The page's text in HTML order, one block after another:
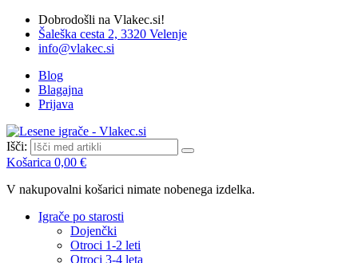
Dobrodošli na Vlakec.si!
Šaleška cesta 2, 3320 Velenje
info@vlakec.si
Blog
Blagajna
Prijava
Išči:
Košarica 0,00 €
V nakupovalni košarici nimate nobenega izdelka.
Igrače po starosti
Dojenčki
Otroci 1-2 leti
Otroci 3-4 leta